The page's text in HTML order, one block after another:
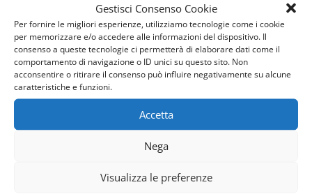
Gestisci Consenso Cookie
Per fornire le migliori esperienze, utilizziamo tecnologie come i cookie
per memorizzare e/o accedere alle informazioni del dispositivo. Il
consenso a queste tecnologie ci permetterà di elaborare dati come il
comportamento di navigazione o ID unici su questo sito. Non
acconsentire o ritirare il consenso può influire negativamente su alcune
caratteristiche e funzioni.
Accetta
Nega
Visualizza le preferenze
periodo. Innanzitutto, il gas naturale (soprattutto il
metano) è molto più economico dell’energia elettrica;
inoltre, come menzionavamo prima, l’accensione
della caldaia è subordinata esclusivamente
all’apertura del rubinetto dell’acqua calda. Un
ulteriore vantaggio è il fatto di provvedere acqua
calda “infinita”, dato che si riscalda istantaneamente.
l’acqua calda nel serbatoio, bisogna aspettare un
certo periodo di tempo (che varia secondo le
dimensioni dell’apparecchio, ma di solito è compreso